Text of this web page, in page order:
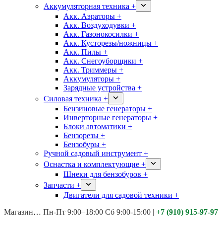
Аккумуляторная техника +
Акк. Аэраторы +
Акк. Воздуходувки +
Акк. Газонокосилки +
Акк. Кусторезы/ножницы +
Акк. Пилы +
Акк. Снегоуборщики +
Акк. Триммеры +
Аккумуляторы +
Зарядные устройства +
Силовая техника +
Бензиновые генераторы +
Инверторные генераторы +
Блоки автоматики +
Бензорезы +
Бензобуры +
Ручной садовый инструмент +
Оснастка и комплектующие +
Шнеки для бензобуров +
Запчасти +
Двигатели для садовой техники +
Магазины: Калуга ул. Московская д.113
Пн-Пт 9:00–18:00 Сб 9:00-15:00 | +7 (910) 915-97-97